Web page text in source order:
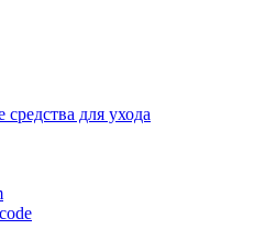
для ухода